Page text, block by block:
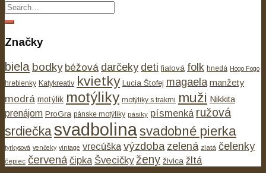
Značky
biela bodky béžová darčeky deti fialová folk hnedá Hogo Fogo
hrebienky Katykreativ kvietky Lucia Štofej magaela manžety
modrá motýlik motýliky motýliky s trakmi muži Nikkita
prenájom ProGra pánske motýliky pásiky písmenká ružová
srdiečkasvadbolinasvadobné pierka
tyrkysová venčeky vintage vrecúška výzdoba zelená zlatá čelenky
čepiec červená čipka Švecičky ženy živica žltá